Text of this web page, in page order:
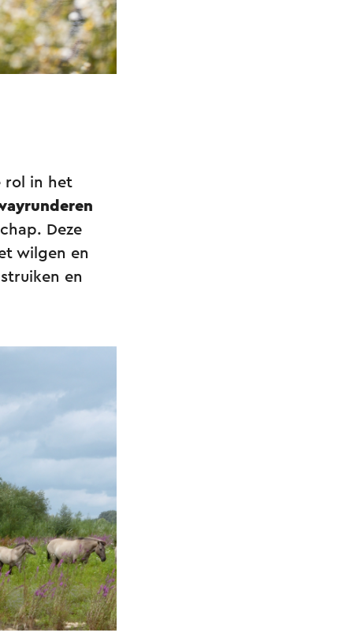
rol in het
Deze
wilgen en
en